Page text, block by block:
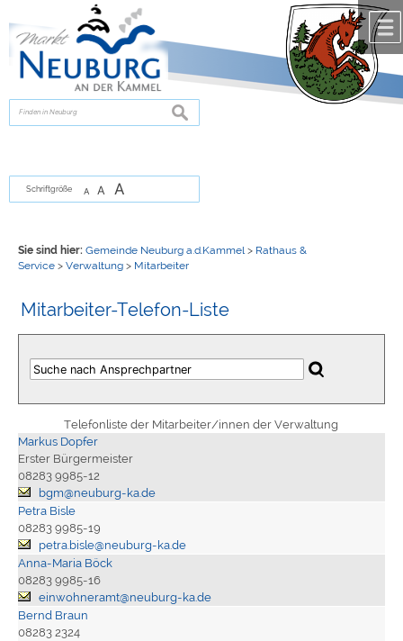
zur Navigationoder
springen.
suchen
Schriftgröße A A A
Sie sind hier: Gemeinde Neuburg a.d.Kammel > Rathaus &
Service> Verwaltung> Mitarbeiter
Mitarbeiter-Telefon-Liste
Telefonliste der Mitarbeiter/innen der Verwaltung
Markus Dopfer
Erster Bürgermeister
08283 9985-12
bgm@neuburg-ka.de
Petra Bisle
08283 9985-19
petra.bisle@neuburg-ka.de
Anna-Maria Böck
08283 9985-16
einwohneramt@neuburg-ka.de
Bernd Braun
08283 2324